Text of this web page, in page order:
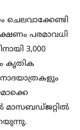
പരമാവധി
3,000
കൃതിക
മാസബഡ്ജറ്റില്‍